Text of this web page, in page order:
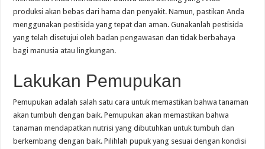
produksi akan bebas dari hama dan penyakit. Namun, pastikan Anda
menggunakan pestisida yang tepat dan aman. Gunakanlah pestisida
yang telah disetujui oleh badan pengawasan dan tidak berbahaya
bagi manusia atau lingkungan.
Lakukan Pemupukan
Pemupukan adalah salah satu cara untuk memastikan bahwa tanaman
akan tumbuh dengan baik. Pemupukan akan memastikan bahwa
tanaman mendapatkan nutrisi yang dibutuhkan untuk tumbuh dan
berkembang dengan baik. Pilihlah pupuk yang sesuai dengan kondisi